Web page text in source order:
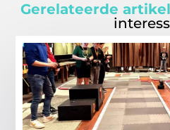
Gerelateerde